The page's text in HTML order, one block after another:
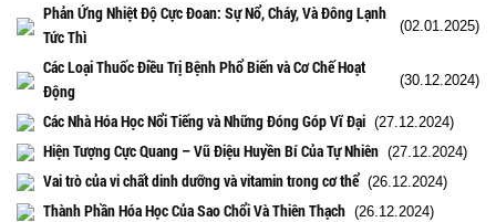
Phản Ứng Nhiệt Độ Cực Đoan: Sự Nổ, Cháy, Và Đông Lạnh
Tức Thì
(02.01.2025)
Các Loại Thuốc Điều Trị Bệnh Phổ Biến và Cơ Chế Hoạt
Động
(30.12.2024)
Các Nhà Hóa Học Nổi Tiếng và Những Đóng Góp Vĩ Đại (27.12.2024)
Hiện Tượng Cực Quang – Vũ Điệu Huyền Bí Của Tự Nhiên (27.12.2024)
Vai trò của vi chất dinh dưỡng và vitamin trong cơ thể (26.12.2024)
Thành Phần Hóa Học Của Sao Chổi Và Thiên Thạch (26.12.2024)